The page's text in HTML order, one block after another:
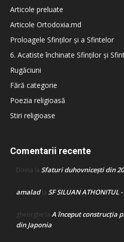
Articole preluate
Articole Ortodoxia.md
Proloagele Sfinților și a Sfintelor
6. Acatiste închinate Sfinților și
Rugăciuni
Fără categorie
Poezia religioasă
Stiri religioase
Comentarii recente
Doina la Sfaturi duhovnicești din
amaladla SF SILUAN ATHONITUL -
gheorghe la A început construcţia
din Japonia